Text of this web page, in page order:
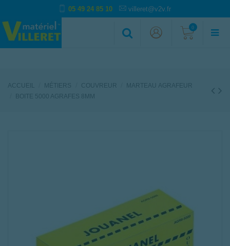
05 49 24 85 10 villeret@v2v.fr
0
ACCUEIL MÉTIERS COUVREUR
MARTEAU AGRAFEUR
BOITE 5000 AGRAFES 8MM